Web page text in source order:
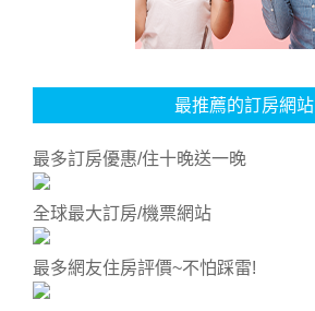
最推薦的訂房網站
最多訂房優惠/住十晚送一晚
全球最大訂房/機票網站
最多網友住房評價~不怕踩雷!